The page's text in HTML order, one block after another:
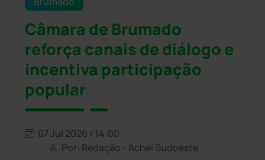
Câmara de Brumado
reforça canais de diálogo e
incentiva participação
popular
07 Jul 2026 / 14:00
Por: Redação - Achei Sudoeste